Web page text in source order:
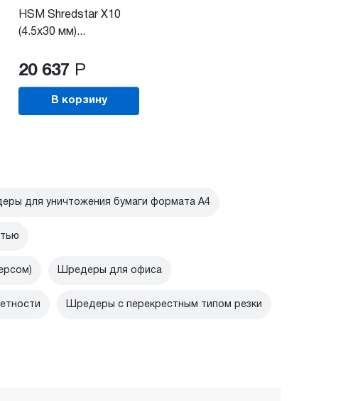
HSM Shredstar X10
(4.5x30 мм)...
20 637 Р
В корзину
для уничтожения бумаги формата А4
Шредеры для офиса
Шредеры с перекрестным типом резки